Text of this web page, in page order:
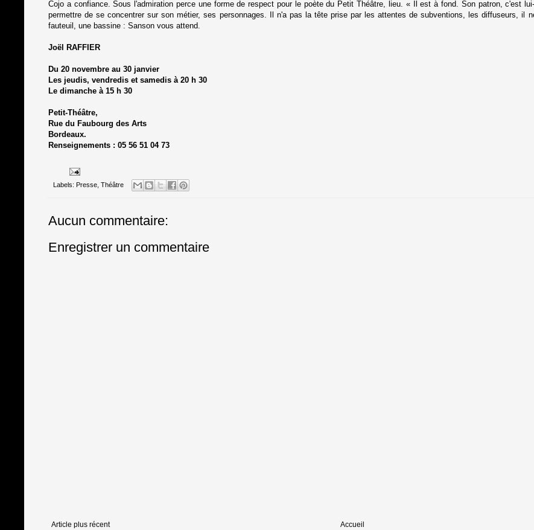
Cojo a confiance. Sous l'admiration perce une forme de respect pour le poète du Petit Théâtre, lieu. « Il est à fond. Son patron, c'est
permettre de se concentrer sur son métier, ses personnages. Il n'a pas la tête prise par les attentes de subventions, les diffuseurs, il
fauteuil, une bassine : Sanson vous attend.
Joël RAFFIER
Du 20 novembre au 30 janvier
Les jeudis, vendredis et samedis à 20 h 30
Le dimanche à 15 h 30
Petit-Théâtre,
Rue du Faubourg des Arts
Bordeaux.
Renseignements : 05 56 51 04 73
Labels: Presse Théâtre
Aucun commentaire:
Enregistrer un commentaire
Article plus récent
Accueil